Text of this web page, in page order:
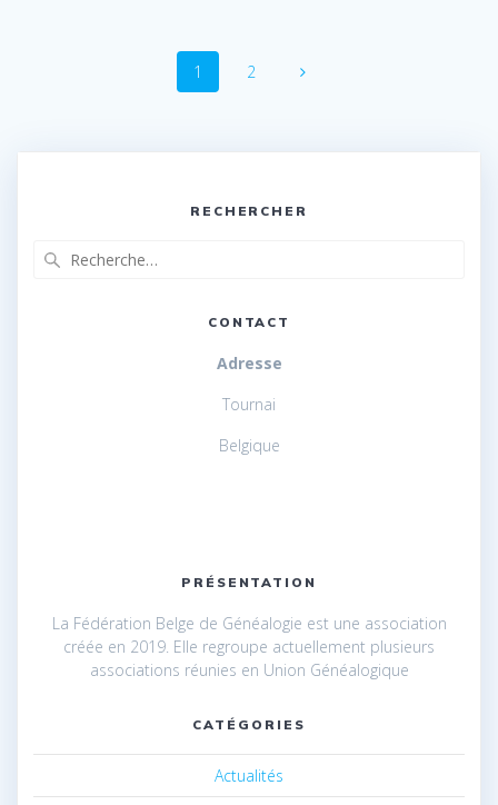
Navigation
Page
1 Page
2
RECHERCHER
CONTACT
Adresse
Tournai
Belgique
PRÉSENTATION
La Fédération Belge de Généalogie est une association
créée en 2019. Elle regroupe actuellement plusieurs
associations réunies en Union Généalogique
CATÉGORIES
Actualités